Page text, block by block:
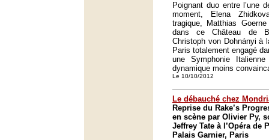
Poignant duo entre l’une
moment, Elena
tragique, Matthias
dans ce Château de
Christoph von Dohnányi à
Paris totalement engagé
une Symphonie
dynamique moins
Le 10/10/2012
Le débauché chez
Reprise du Rake’s
en scène par Olivier Py,
Jeffrey Tate à l’Opéra de
Palais Garnier, Paris